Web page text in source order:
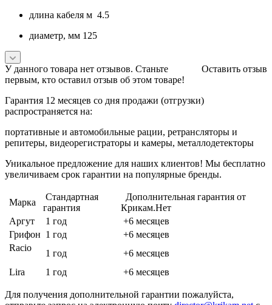
длина кабеля м 4.5
диаметр, мм 125
Оставить отзыв
У данного товара нет отзывов. Станьте
первым, кто оставил отзыв об этом товаре!
Гарантия 12 месяцев со дня продажи (отгрузки)
распространяется на:
портативные и автомобильные рации, ретрансляторы и
репитеры, видеорегистраторы и камеры, металлодетекторы
Уникальное предложение для наших клиентов! Мы бесплатно
увеличиваем срок гарантии на популярные бренды.
Марка
Стандартная
гарантия
Дополнительная гарантия от
Крикам.Нет
Аргут
1 год
+6 месяцев
Грифон 1 год
+6 месяцев
Racio
1 год
+6 месяцев
Lira
1 год +6 месяцев
Для получения дополнительной гарантии пожалуйста,